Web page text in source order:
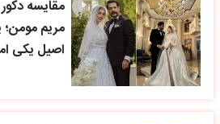
مقایسه
مریم مومن؛
اصیل یکی